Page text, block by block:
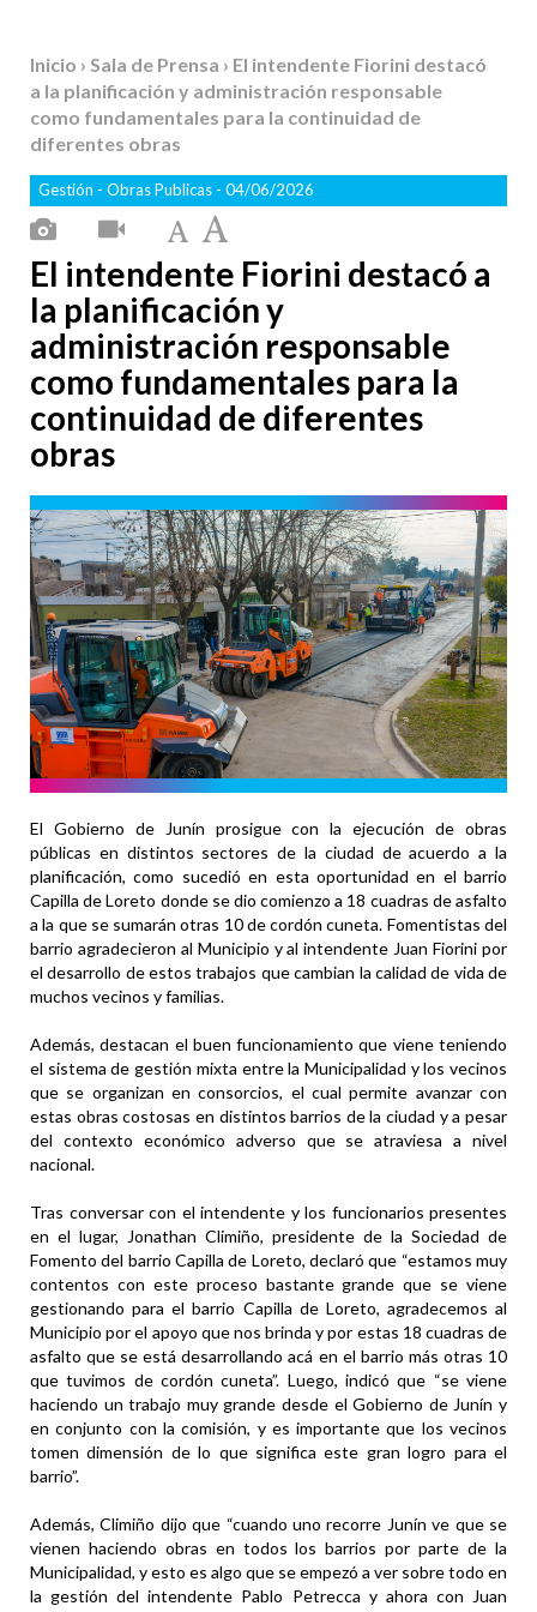
Inicio › Sala de Prensa › El intendente Fiorini destacó
a la planificación y administración responsable
como fundamentales para la continuidad de
diferentes obras
Gestión - Obras Publicas - 04/06/2026
El intendente Fiorini destacó a
la planificación y
administración responsable
como fundamentales para la
continuidad de diferentes
obras
El Gobierno de Junín prosigue con la ejecución de obras
públicas en distintos sectores de la ciudad de acuerdo a la
planificación, como sucedió en esta oportunidad en el barrio
Capilla de Loreto donde se dio comienzo a 18 cuadras de asfalto
a la que se sumarán otras 10 de cordón cuneta. Fomentistas del
barrio agradecieron al Municipio y al intendente Juan Fiorini por
el desarrollo de estos trabajos que cambian la calidad de vida de
muchos vecinos y familias.
Además, destacan el buen funcionamiento que viene teniendo
el sistema de gestión mixta entre la Municipalidad y los vecinos
que se organizan en consorcios, el cual permite avanzar con
estas obras costosas en distintos barrios de la ciudad y a pesar
del contexto económico adverso que se atraviesa a nivel
nacional.
Tras conversar con el intendente y los funcionarios presentes
en el lugar, Jonathan Climiño, presidente de la Sociedad de
Fomento del barrio Capilla de Loreto, declaró que “estamos muy
contentos con este proceso bastante grande que se viene
gestionando para el barrio Capilla de Loreto, agradecemos al
Municipio por el apoyo que nos brinda y por estas 18 cuadras de
asfalto que se está desarrollando acá en el barrio más otras 10
que tuvimos de cordón cuneta”. Luego, indicó que “se viene
haciendo un trabajo muy grande desde el Gobierno de Junín y
en conjunto con la comisión, y es importante que los vecinos
tomen dimensión de lo que significa este gran logro para el
barrio”.
Además, Climiño dijo que “cuando uno recorre Junín ve que se
vienen haciendo obras en todos los barrios por parte de la
Municipalidad, y esto es algo que se empezó a ver sobre todo en
la gestión del intendente Pablo Petrecca y ahora con Juan